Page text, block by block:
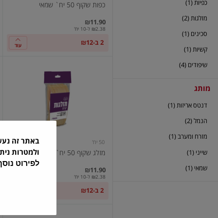
כפיות (1)
מזלגות (2)
סכינים (1)
קשיות (1)
שיפודים (4)
מותג
דנטס אריזות (1)
הנמל (2)
מזרח ומערב (1)
שייני (1)
שמאי (1)
כפות שקוף 50 יח` שמאי
₪11.90
₪2.38 ל-10 יח'
2 ב-₪12 עוד
50 יח'
מזלג שקוף 50 יח` שמאי
₪11.90
₪2.38 ל-10 יח'
2 ב-₪12
באתר זה
ולמטרות
לפירוט